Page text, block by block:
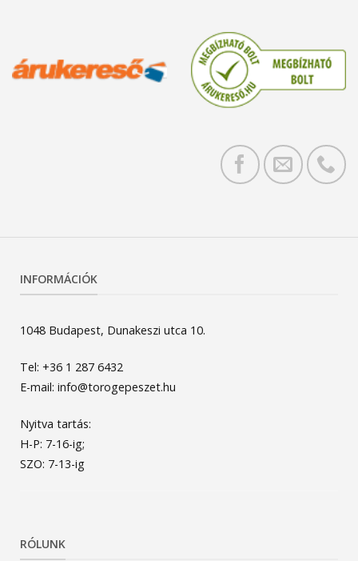
INFORMÁCIÓK
1048 Budapest, Dunakeszi utca 10.
Tel: +36 1 287 6432
E-mail: info@torogepeszet.hu
Nyitva tartás:
H-P: 7-16-ig;
SZO: 7-13-ig
RÓLUNK